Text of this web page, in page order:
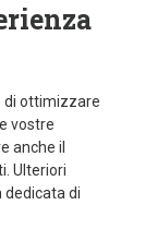
di ottimizzare
vostre
anche il
Ulteriori
dedicata di